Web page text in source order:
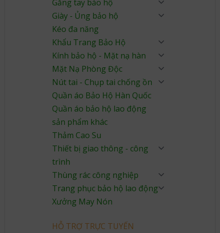
Găng tay bảo hộ
Giày - Ủng bảo hộ
Kéo đa năng
Khẩu Trang Bảo Hộ
Kính bảo hộ - Mặt nạ hàn
Mặt Nạ Phòng Độc
Nút tai - Chụp tai chống ồn
Quần áo Bảo Hộ Hàn Quốc
Quần áo bảo hộ lao động
sản phẩm khác
Thảm Cao Su
Thiết bị giao thông - công
trình
Thùng rác công nghiệp
Trang phục bảo hộ lao động
Xưởng May Nón
HỖ TRỢ TRỰC TUYẾN